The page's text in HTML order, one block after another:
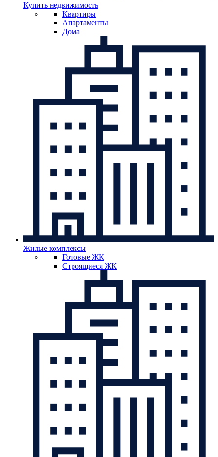
Купить недвижимость
Квартиры
Апартаменты
Дома
Жилые комплексы
Готовые ЖК
Строящиеся ЖК